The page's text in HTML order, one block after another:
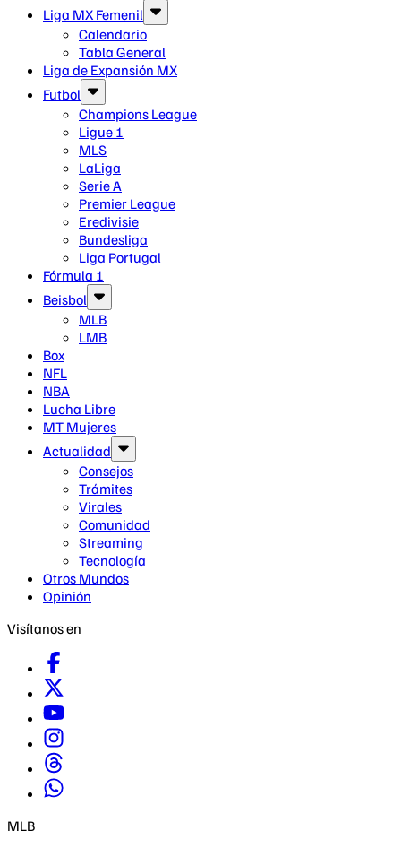
Liga MX Femenil
Calendario
Tabla General
Liga de Expansión MX
Futbol
Champions League
Ligue 1
MLS
LaLiga
Serie A
Premier League
Eredivisie
Bundesliga
Liga Portugal
Fórmula 1
Beisbol
MLB
LMB
Box
NFL
NBA
Lucha Libre
MT Mujeres
Actualidad
Consejos
Trámites
Virales
Comunidad
Streaming
Tecnología
Otros Mundos
Opinión
Visítanos en
MLB